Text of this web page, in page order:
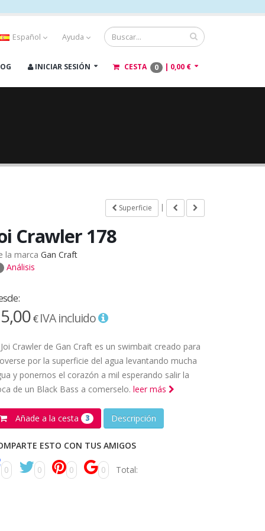
Español Ayuda
INICIAR SESIÓN CESTA 0 | 0,00 €
Superficie |
Crawler 178
la marca Gan Craft
Análisis
€IVA incluido
Crawler de Gan Craft es un swimbait creado para
por la superficie del agua levantando mucha
y ponernos el corazón a mil esperando salir la
de un Black Bass a comerselo. leer más
Añade a la cesta 3 Descripción
ESTO CON TUS AMIGOS
0 0 0 0 Total: